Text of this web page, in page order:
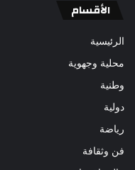
الأقسام
الرئيسية
محلية وجهوية
وطنية
دولية
رياضة
فن وثقافة